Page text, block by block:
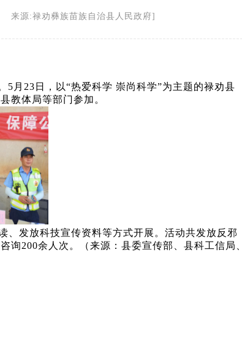
劝彝族苗族自治县人民政府]
5月23日， 以“热爱科学 崇尚科学”为主题的禄劝县
教体局等部门参加。
、发放科技宣传资料等方式开展。活动共发放反邪
询200余人次。（来源： 县委宣传部、县科工信局、